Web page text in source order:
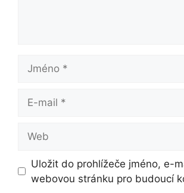
Jméno
mail
Uložit do prohlížeče jméno, e-
webovou stránku pro budoucí